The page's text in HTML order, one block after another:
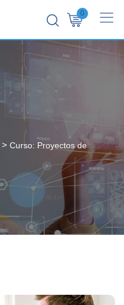
0
> Curso: Proyectos de